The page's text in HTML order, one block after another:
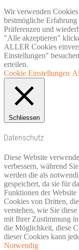
Wir verwenden
bestmögliche
Präferenzen und
"Alle akzeptieren"
ALLER Cookies
Einstellungen"
erteilen.
Cookie Einstellungen
Schliessen
Datenschutz
Diese Website
verbessern, während
werden die als
gespeichert, da sie für
Funktionen der
Cookies von Dritten,
verstehen, wie Sie
mit Ihrer Zustimmung
die Möglichkeit, diese
dieser Cookies kann
Notwendig